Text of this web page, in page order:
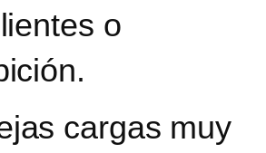
o
cargas muy